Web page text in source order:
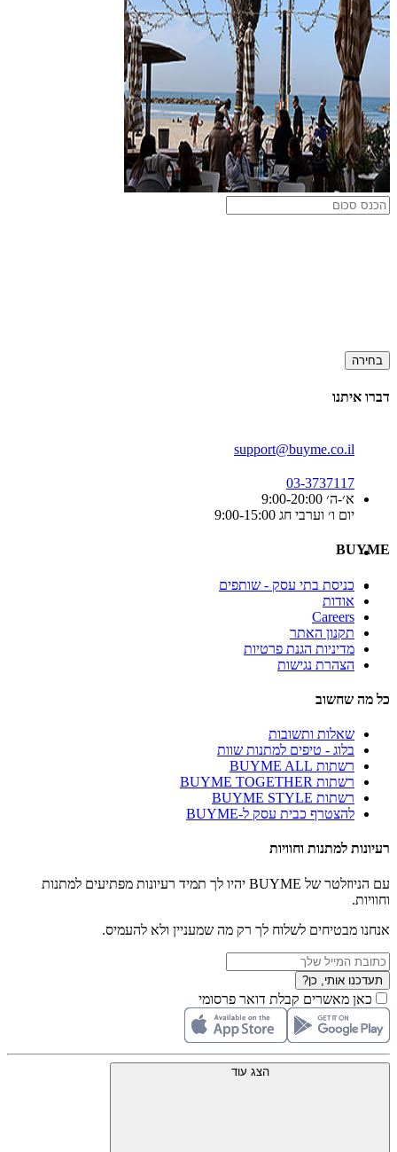
בחירה
דברו איתנו
support@buyme.co.il
03-3737117
א׳-ה׳ 9:00-20:00
יום ו׳ וערבי חג 9:00-15:00
BUYME
כניסת בתי עסק - שותפים
אודות
Careers
תקנון האתר
מדיניות הגנת פרטיות
הצהרת נגישות
כל מה שחשוב
שאלות ותשובות
בלוג - טיפים למתנות שוות
רשתות BUYME ALL
רשתות BUYME TOGETHER
רשתות BUYME STYLE
להצטרף כבית עסק ל-BUYME
רעיונות למתנות וחוויות
עם הניוזלטר של BUYME יהיו לך תמיד רעיונות מפתיעים למתנות
וחוויות.
אנחנו מבטיחים לשלוח לך רק מה שמעניין ולא להעמיס.
תעדכנו אותי, כן?
כאן מאשרים קבלת דואר פרסומי
הצג עוד